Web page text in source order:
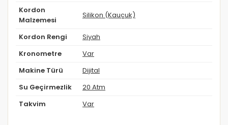
Kordon
Malzemesi
Silikon (Kauçuk)
Kordon Rengi Siyah
Kronometre Var
Makine Türü Dijital
Su Geçirmezlik 20 Atm
Takvim Var